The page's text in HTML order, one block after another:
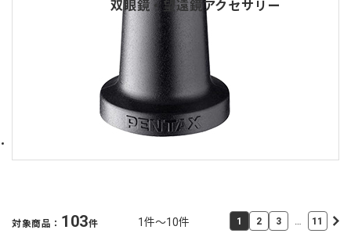
双眼鏡・望遠鏡アクセサリー
対象商品： 103件 1件～10件 1 2 3 … 11